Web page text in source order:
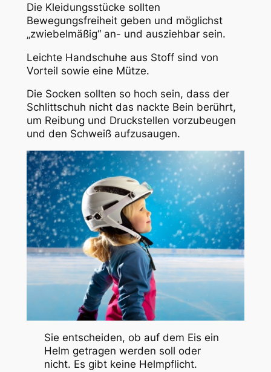
Die Kleidungsstücke sollten
Bewegungsfreiheit geben und möglichst
„zwiebelmäßig“ an- und ausziehbar sein.
Leichte Handschuhe aus Stoff sind von
Vorteil sowie eine Mütze.
Die Socken sollten so hoch sein, dass der
Schlittschuh nicht das nackte Bein berührt,
um Reibung und Druckstellen vorzubeugen
und den Schweiß aufzusaugen.
Sie entscheiden, ob auf dem Eis ein
Helm getragen werden soll oder
nicht. Es gibt keine Helmpflicht.